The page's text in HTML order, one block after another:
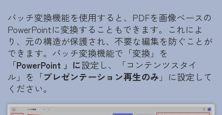
バッチ変換機能を使用すると、PDFを画像ベースの
PowerPointに変換することもできます。これによ
り、元の構造が保護され、不要な編集を防ぐことが
できます。バッチ変換機能で「変換」を
「PowerPoint 」 に設定し、「コンテンツスタイ
ル」を「プレゼンテーション再生のみ 」に設定して
ください。